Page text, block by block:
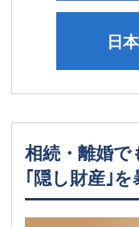
日
相続・離婚で
｢隠し財産｣